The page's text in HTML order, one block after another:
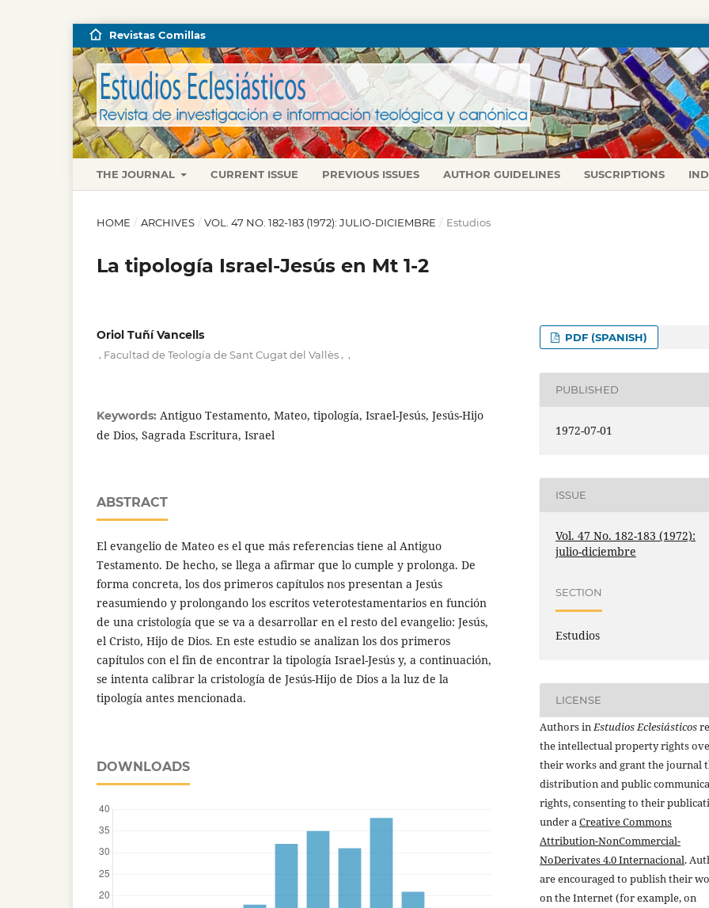
THE JOURNAL CURRENT ISSUE PREVIOUS ISSUES AUTHOR GUIDELINES SUSCRIPTIONS
Revistas Comillas
HOME / ARCHIVES / VOL. 47 NO. 182-183 (1972): JULIO-DICIEMBRE / Estudios
La tipología Israel-Jesús en Mt 1-2
Oriol Tuñí Vancells
Facultad de Teología de Sant Cugat del Vallès
Keywords: Antiguo Testamento, Mateo, tipología, Israel-Jesús, Jesús-Hijo
de Dios, Sagrada Escritura, Israel
ABSTRACT
El evangelio de Mateo es el que más referencias tiene al Antiguo
Testamento. De hecho, se llega a afirmar que lo cumple y prolonga. De
forma concreta, los dos primeros capítulos nos presentan a Jesús
reasumiendo y prolongando los escritos veterotestamentarios en función
de una cristología que se va a desarrollar en el resto del evangelio: Jesús,
el Cristo, Hijo de Dios. En este estudio se analizan los dos primeros
capítulos con el fin de encontrar la tipología Israel-Jesús y, a continuación,
se intenta calibrar la cristología de Jesús-Hijo de Dios a la luz de la
tipología antes mencionada.
DOWNLOADS
PDF (SPANISH)
PUBLISHED
1972-07-01
ISSUE
Vol. 47 No. 182-183 (1972):
julio-diciembre
SECTION
Estudios
LICENSE
Authors inEstudios Eclesiásticos
the intellectual property rights
their works and grant the journal
distribution and public
rights, consenting to their
under aCreative Commons
Attribution-NonCommercial-
NoDerivates 4.0 Internacional.
are encouraged to publish their
on the Internet (for example, on